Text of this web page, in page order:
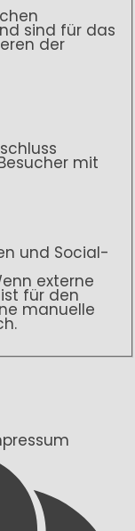
sind für das
der
mit
und Social-
externe
für den
manuelle